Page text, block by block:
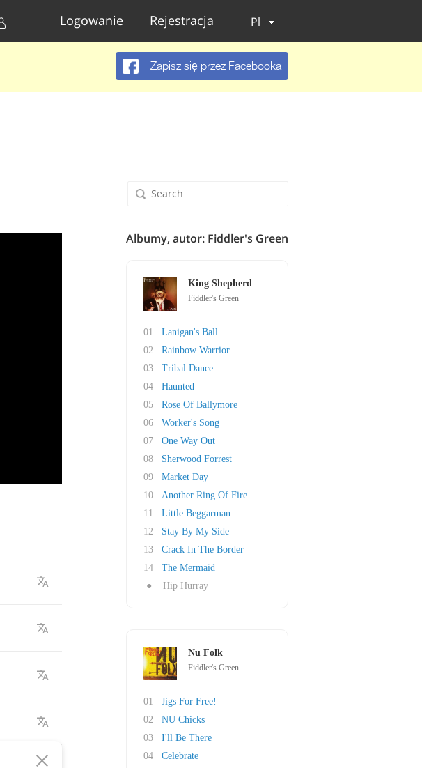
Logowanie Rejestracja Pl
Zapisz się przez Facebooka
Albumy, autor: Fiddler's Green
King Shepherd
Fiddler's Green
01
Lanigan's Ball
02
Rainbow Warrior
03
Tribal Dance
04
Haunted
05
Rose Of Ballymore
06
Worker's Song
07
One Way Out
08
Sherwood Forrest
09
Market Day
10
Another Ring Of Fire
11
Little Beggarman
12
Stay By My Side
13
Crack In The Border
14
The Mermaid
●
Hip Hurray
Nu Folk
Fiddler's Green
01
Jigs For Free!
02
NU Chicks
03
I'll Be There
04
Celebrate